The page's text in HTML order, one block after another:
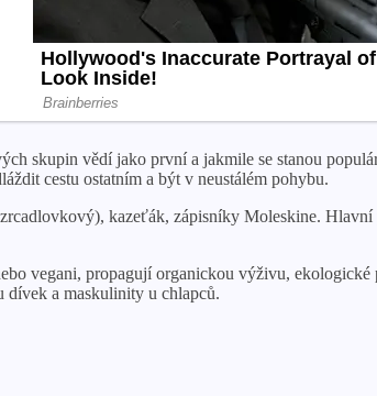
skupin vědí jako první a jakmile se stanou
cestu ostatním a být v neustálém pohybu.
kazeťák, zápisníky Moleskine. Hlavní
vegani, propagují organickou výživu,
dívek a maskulinity u chlapců.